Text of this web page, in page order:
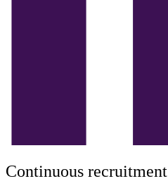
Continuous recruitment